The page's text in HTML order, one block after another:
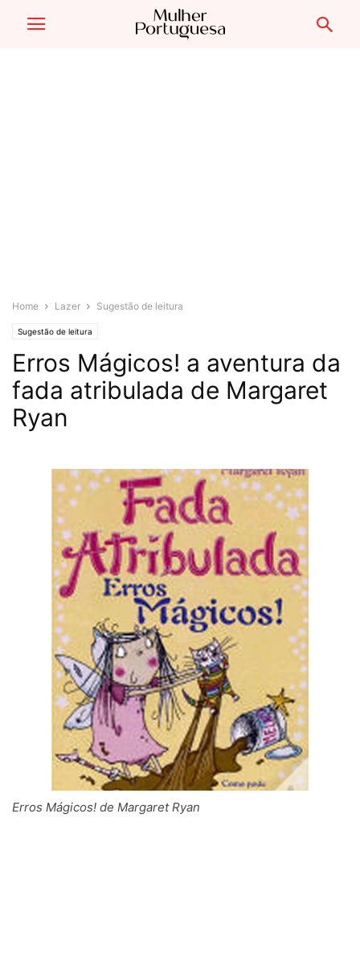
Home Lazer Sugestão de leitura
Sugestão de leitura
Erros Mágicos! a aventura da
fada atribulada de Margaret
Ryan
Erros Mágicos! de Margaret Ryan